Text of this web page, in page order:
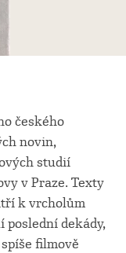
českého
novin,
studií
v Praze. Texty
k vrcholům
dekády,
filmově